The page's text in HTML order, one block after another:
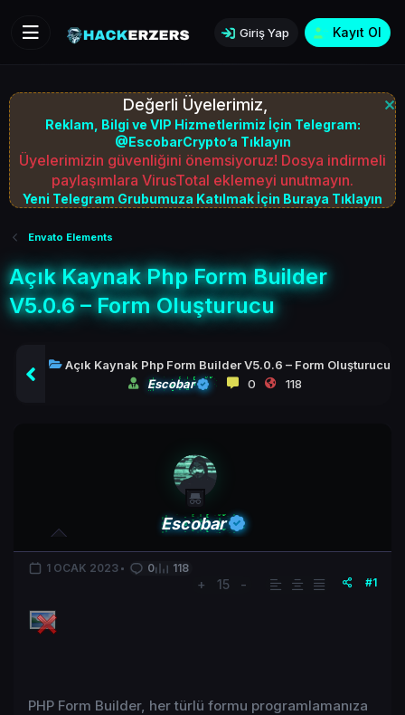
Giriş Yap Kayıt Ol
Değerli Üyelerimiz,
Reklam, Bilgi ve VIP Hizmetlerimiz İçin Telegram:
@EscobarCrypto’a Tıklayın
Üyelerimizin güvenliğini önemsiyoruz! Dosya indirmeli
paylaşımlara VirusTotal eklemeyi unutmayın.
Yeni Telegram Grubumuza Katılmak İçin Buraya Tıklayın
Envato Elements
Açık Kaynak Php Form Builder
V5.0.6 – Form Oluşturucu
Açık Kaynak Php Form Builder V5.0.6 – Form Oluşturucu
Escobar
0 118
Escobar
1 OCAK 2023 0 118
+ 15 - #1
PHP Form Builder, her türlü formu programlamanıza